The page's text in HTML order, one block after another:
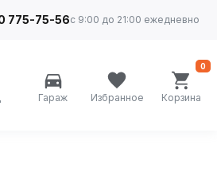
775-75-56с 9:00 до 21:00 ежедневно
Гараж Избранное Корзина
0